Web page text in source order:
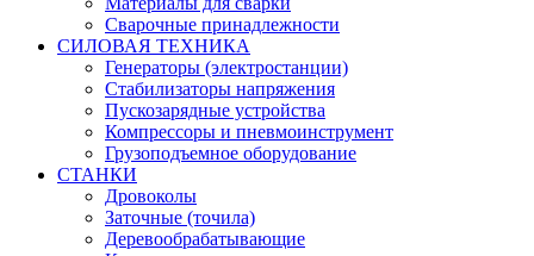
Сварочные принадлежности
СИЛОВАЯ ТЕХНИКА
Генераторы (электростанции)
Стабилизаторы напряжения
Пускозарядные устройства
Компрессоры и пневмоинструмент
Грузоподъемное оборудование
СТАНКИ
Дровоколы
Заточные (точила)
Деревообрабатывающие